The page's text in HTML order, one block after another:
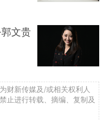
文贵
财新传媒及/或相关权利人
止进行转载、摘编、复制及